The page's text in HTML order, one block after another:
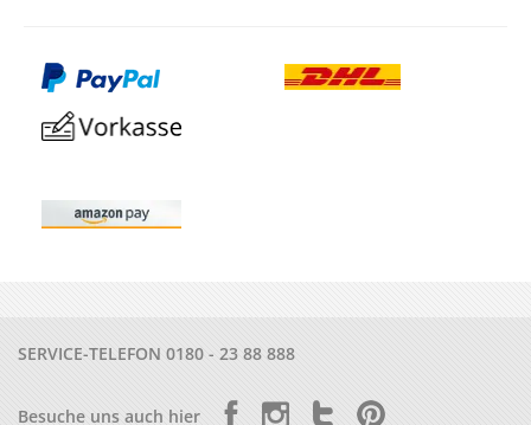
SERVICE-TELEFON 0180 - 23 88 888
Besuche uns auch hier